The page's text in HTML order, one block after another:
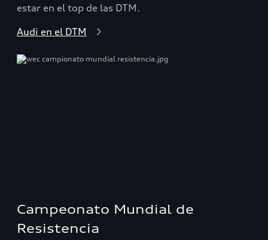
estar en el top de las DTM.
Audi en el DTM
Campeonato Mundial de
Resistencia